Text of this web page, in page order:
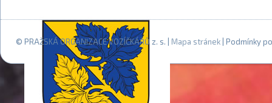
© PRAŽSKÁ ORGANIZACE VOZÍČKÁŘŮ z. s. | Mapa stránek | Podmínky